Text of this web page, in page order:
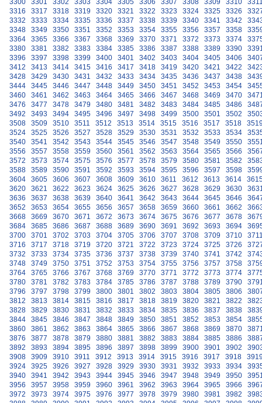
3300
3301 3302 3303 3304 3305 3306 3307 3308 3309 3310
3316
3317 3318 3319 3320 3321 3322 3323 3324 3325 3326
3332
3333 3334 3335 3336 3337 3338 3339 3340 3341 3342
3348
3349 3350 3351 3352 3353 3354 3355 3356 3357 3358
3364
3365 3366 3367 3368 3369 3370 3371 3372 3373 3374
3380
3381 3382 3383 3384 3385 3386 3387 3388 3389 3390
3396
3397 3398 3399 3400 3401 3402 3403 3404 3405 3406
3412
3413 3414 3415 3416 3417 3418 3419 3420 3421 3422
3428
3429 3430 3431 3432 3433 3434 3435 3436 3437 3438
3444
3445 3446 3447 3448 3449 3450 3451 3452 3453 3454
3460
3461 3462 3463 3464 3465 3466 3467 3468 3469 3470
3476
3477 3478 3479 3480 3481 3482 3483 3484 3485 3486
3492
3493 3494 3495 3496 3497 3498 3499 3500 3501 3502
3508
3509 3510 3511 3512 3513 3514 3515 3516 3517 3518
3524
3525 3526 3527 3528 3529 3530 3531 3532 3533 3534
3540
3541 3542 3543 3544 3545 3546 3547 3548 3549 3550
3556
3557 3558 3559 3560 3561 3562 3563 3564 3565 3566
3572
3573 3574 3575 3576 3577 3578 3579 3580 3581 3582
3588
3589 3590 3591 3592 3593 3594 3595 3596 3597 3598
3604
3605 3606 3607 3608 3609 3610 3611 3612 3613 3614
3620
3621 3622 3623 3624 3625 3626 3627 3628 3629 3630
3636
3637 3638 3639 3640 3641 3642 3643 3644 3645 3646
3652
3653 3654 3655 3656 3657 3658 3659 3660 3661 3662
3668
3669 3670 3671 3672 3673 3674 3675 3676 3677 3678
3684
3685 3686 3687 3688 3689 3690 3691 3692 3693 3694
3700
3701 3702 3703 3704 3705 3706 3707 3708 3709 3710
3716
3717 3718 3719 3720 3721 3722 3723 3724 3725 3726
3732
3733 3734 3735 3736 3737 3738 3739 3740 3741 3742
3748
3749 3750 3751 3752 3753 3754 3755 3756 3757 3758
3764
3765 3766 3767 3768 3769 3770 3771 3772 3773 3774
3780
3781 3782 3783 3784 3785 3786 3787 3788 3789 3790
3796
3797 3798 3799 3800 3801 3802 3803 3804 3805 3806
3812
3813 3814 3815 3816 3817 3818 3819 3820 3821 3822
3828
3829 3830 3831 3832 3833 3834 3835 3836 3837 3838
3844
3845 3846 3847 3848 3849 3850 3851 3852 3853 3854
3860
3861 3862 3863 3864 3865 3866 3867 3868 3869 3870
3876
3877 3878 3879 3880 3881 3882 3883 3884 3885 3886
3892
3893 3894 3895 3896 3897 3898 3899 3900 3901 3902
3908
3909 3910 3911 3912 3913 3914 3915 3916 3917 3918
3924
3925 3926 3927 3928 3929 3930 3931 3932 3933 3934
3940
3941 3942 3943 3944 3945 3946 3947 3948 3949 3950
3956
3957 3958 3959 3960 3961 3962 3963 3964 3965 3966
3972
3973 3974 3975 3976 3977 3978 3979 3980 3981 3982